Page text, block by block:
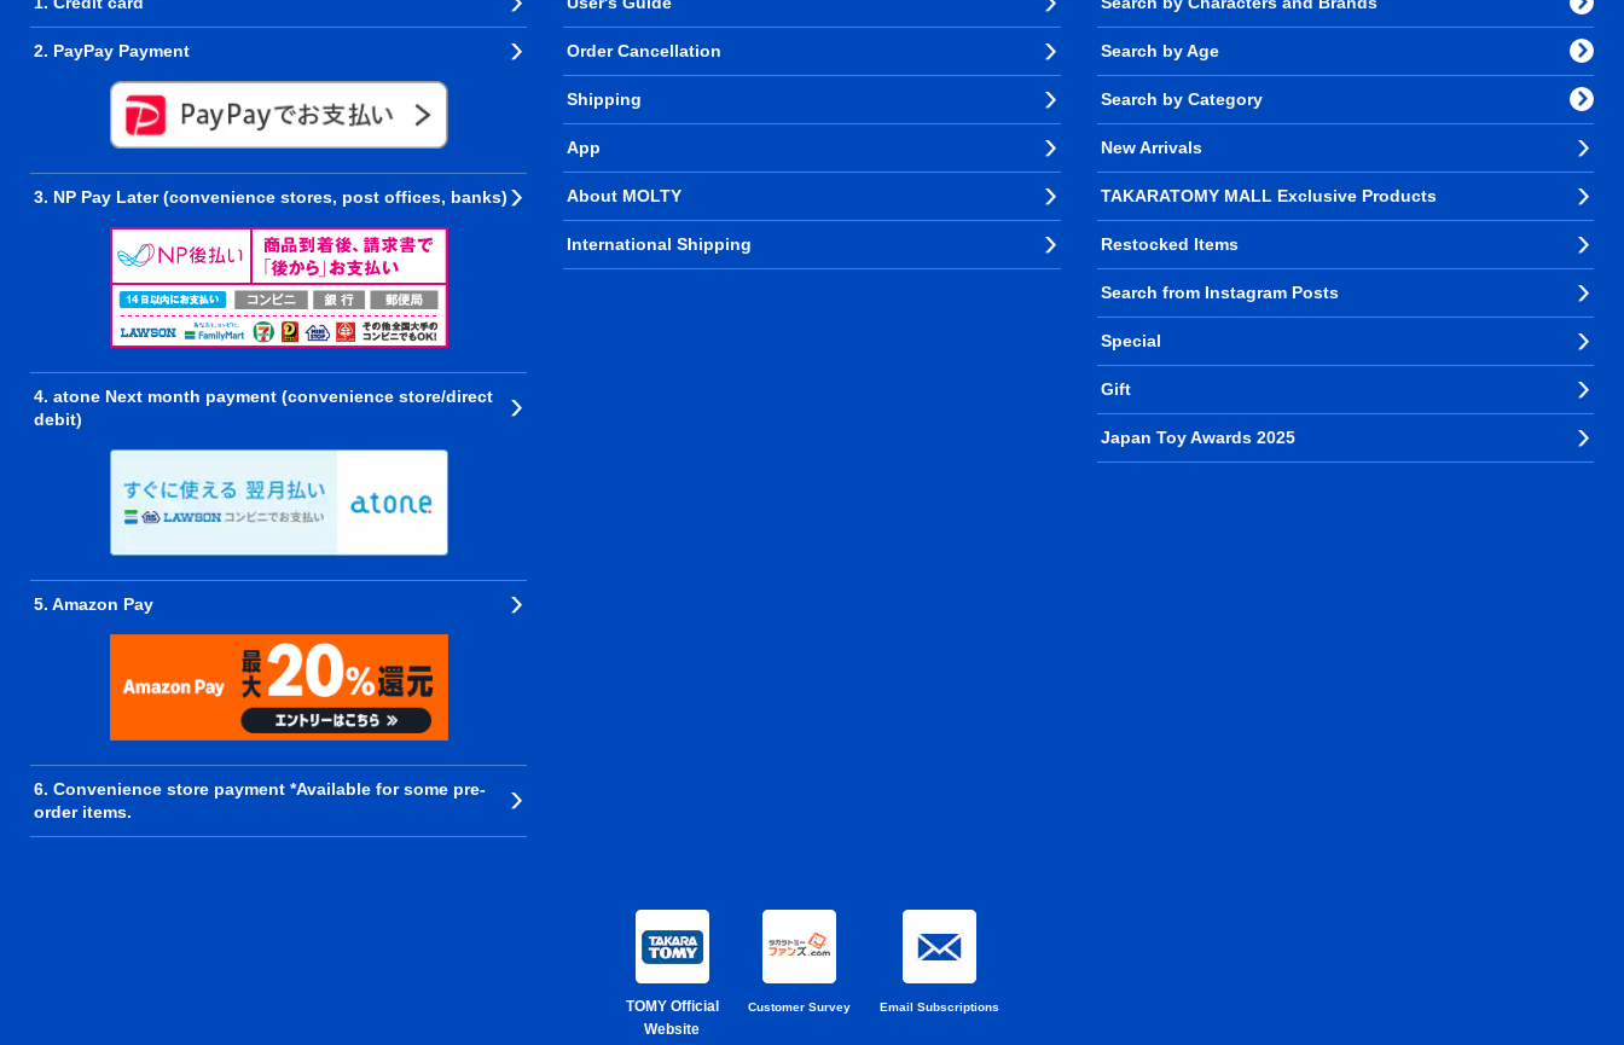
2. PayPay Payment
3. NP Pay Later (convenience stores, post offices, banks)
4. atone Next month payment (convenience store/direct
debit)
5. Amazon Pay
6. Convenience store payment *Available for some pre-
order items.
Order Cancellation
Shipping
App
About MOLTY
International Shipping
Search by Age
Search by Category
New Arrivals
TAKARATOMY MALL Exclusive Products
Restocked Items
Search from Instagram Posts
Special
Gift
Japan Toy Awards 2025
TOMY Official
Website
Customer Survey Email Subscriptions